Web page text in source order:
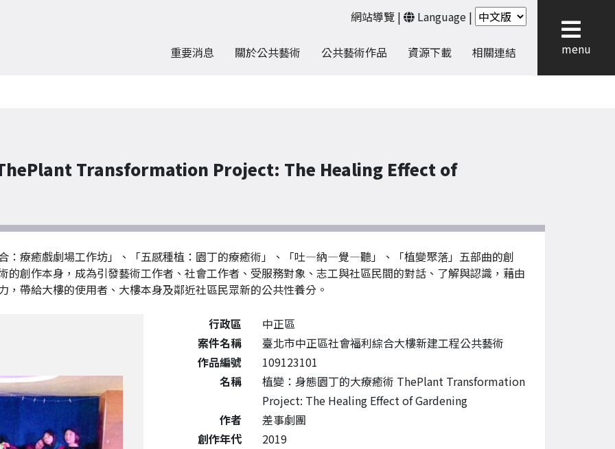
網站導覽 | Language |
重要消息 關於公共藝術 公共藝術作品 資源下載 相關連結 menu
ThePlant Transformation Project: The Healing Effect of
：療癒戲劇場工作坊」、「五感種植：園丁的療癒術」、「吐—納—覺—聽」、「植變聚落」五部曲的創
的創作本身，成為引發藝術工作者、社會工作者、受服務對象、志工與社區民間的對話、了解與認識，藉由
帶給大樓的使用者、大樓本身及鄰近社區民眾新的公共性養分。
公共藝術作品詳細資料
行政區
中正區
案件名稱
臺北市中正區社會福利綜合大樓新建工程公共藝術
作品編號
109123101
名稱
植變：身態園丁的大療癒術 ThePlant Transformation
Project: The Healing Effect of Gardening
作者
差事劇團
創作年代
2019